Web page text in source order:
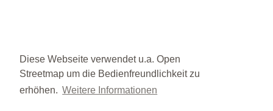
Diese Webseite verwendet u.a. Open
Streetmap um die Bedienfreundlichkeit zu
erhöhen. Weitere Informationen